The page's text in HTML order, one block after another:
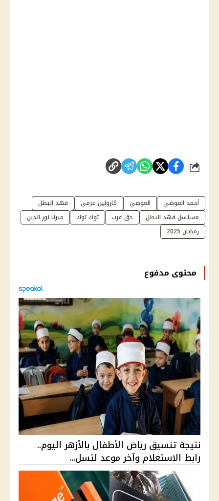
شارك
أحمد العوضي العوضي كارولين عزمي
فهد البطل
مسلسل فهد البطل
حق عرب توك توك
ميرنا نور الدين
رمضان 2025
محتوى مدفوع
نتيجة تنسيق رياض الأطفال بالأزهر اليوم..
رابط الاستعلام وآخر موعد لتسل...